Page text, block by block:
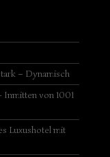
– Dynamisch
Inmitten von 1001
Luxushotel mit